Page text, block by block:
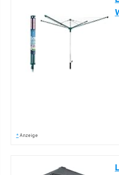
* Anzeige